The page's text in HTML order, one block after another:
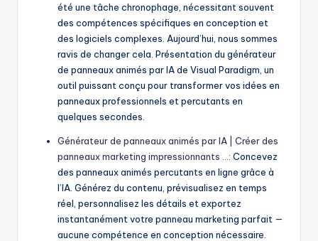
été une tâche chronophage, nécessitant souvent
des compétences spécifiques en conception et
des logiciels complexes. Aujourd’hui, nous sommes
ravis de changer cela. Présentation du générateur
de panneaux animés par IA de Visual Paradigm, un
outil puissant conçu pour transformer vos idées en
panneaux professionnels et percutants en
quelques secondes.
Générateur de panneaux animés par IA | Créer des
panneaux marketing impressionnants … : Concevez
des panneaux animés percutants en ligne grâce à
l’IA. Générez du contenu, prévisualisez en temps
réel, personnalisez les détails et exportez
instantanément votre panneau marketing parfait —
aucune compétence en conception nécessaire.